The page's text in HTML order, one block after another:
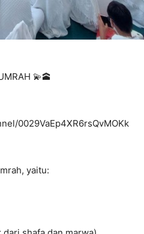
💫🕋
0029VaEp4XR6rsQvMOKk
yaitu: